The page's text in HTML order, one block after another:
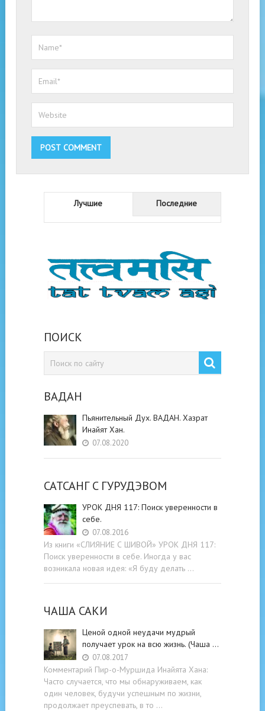
Лучшие Последние
ПОИСК
ВАДАН
Пьянительный Дух. ВАДАН. Хазрат
Инайят Хан.
07.08.2020
САТСАНГ C ГУРУДЭВОМ
УРОК ДНЯ 117: Поиск уверенности в
себе.
07.08.2016
Из книги «СЛИЯНИЕ С ШИВОЙ» УРОК ДНЯ 117:
Поиск уверенности в себе. Иногда у вас
возникала новая идея: «Я буду делать …
ЧАША САКИ
Ценой одной неудачи мудрый
получает урок на всю жизнь. (Чаша …
07.08.2017
Комментарий Пир-о-Муршида Инайята Хана:
Часто случается, что мы обнаруживаем, как
один человек, будучи успешным по жизни,
продолжает преуспевать, в то …